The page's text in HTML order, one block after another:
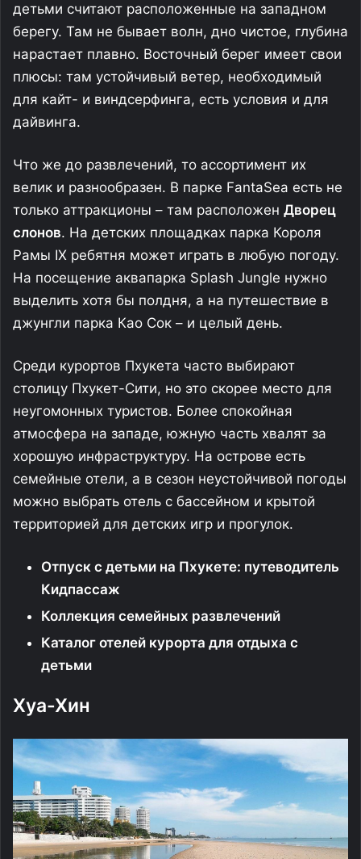
детьми считают расположенные на западном
берегу. Там не бывает волн, дно чистое, глубина
нарастает плавно. Восточный берег имеет свои
плюсы: там устойчивый ветер, необходимый
для кайт- и виндсерфинга, есть условия и для
дайвинга.
Что же до развлечений, то ассортимент их
велик и разнообразен. В парке FantaSea есть не
только аттракционы – там расположен Дворец
слонов. На детских площадках парка Короля
Рамы IX ребятня может играть в любую погоду.
На посещение аквапарка Splash Jungle нужно
выделить хотя бы полдня, а на путешествие в
джунгли парка Као Сок – и целый день.
Среди курортов Пхукета часто выбирают
столицу Пхукет-Сити, но это скорее место для
неугомонных туристов. Более спокойная
атмосфера на западе, южную часть хвалят за
хорошую инфраструктуру. На острове есть
семейные отели, а в сезон неустойчивой погоды
можно выбрать отель с бассейном и крытой
территорией для детских игр и прогулок.
Отпуск с детьми на Пхукете: путеводитель
Кидпассаж
Коллекция семейных развлечений
Каталог отелей курорта для отдыха с
детьми
Хуа-Хин